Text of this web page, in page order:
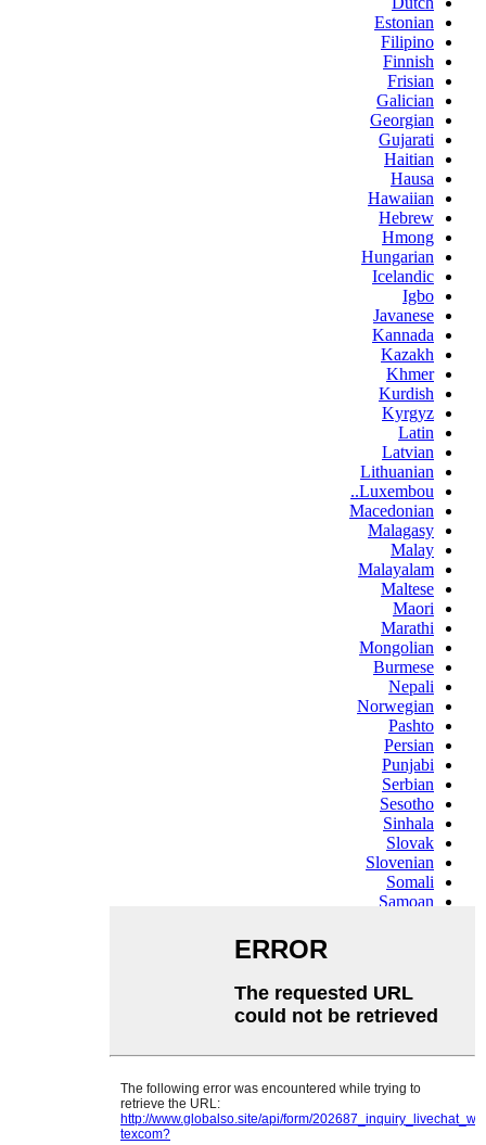
Estonian
Filipino
Finnish
Frisian
Galician
Georgian
Gujarati
Haitian
Hausa
Hawaiian
Hebrew
Hmong
Hungarian
Icelandic
Igbo
Javanese
Kannada
Kazakh
Khmer
Kurdish
Kyrgyz
Latin
Latvian
Lithuanian
Luxembou..
Macedonian
Malagasy
Malay
Malayalam
Maltese
Maori
Marathi
Mongolian
Burmese
Nepali
Norwegian
Pashto
Persian
Punjabi
Serbian
Sesotho
Sinhala
Slovak
Slovenian
Somali
Samoan
Swahili
Tajik
Telugu
Ukrainian
Urdu